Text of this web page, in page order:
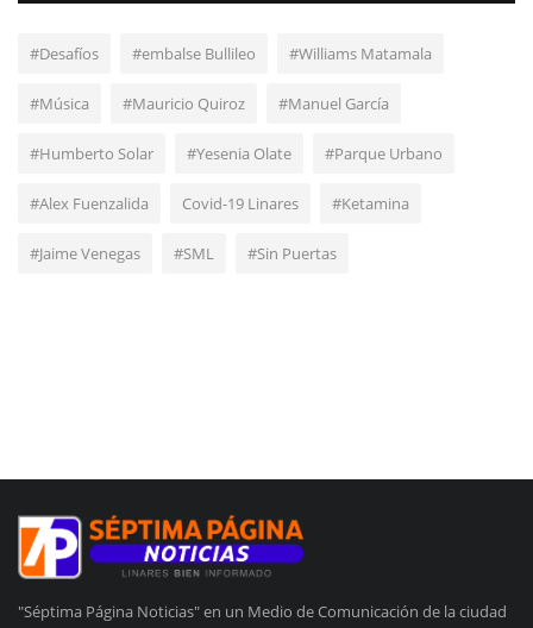
#Desafíos #embalse Bullileo #Williams Matamala
#Música #Mauricio Quiroz #Manuel García
#Humberto Solar #Yesenia Olate #Parque Urbano
#Alex Fuenzalida Covid-19 Linares #Ketamina
#Jaime Venegas #SML #Sin Puertas
"Séptima Página Noticias" en un Medio de Comunicación de la ciudad